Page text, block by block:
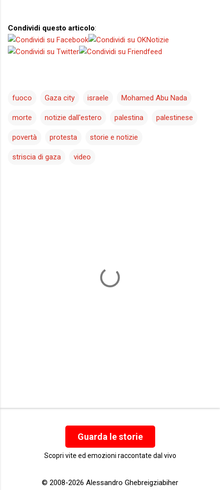
Condividi questo articolo:
fuoco Gaza city israele Mohamed Abu Nada
morte notizie dall'estero palestina palestinese
povertà protesta storie e notizie
striscia di gaza video
Guarda le storie
Scopri vite ed emozioni raccontate dal vivo
© 2008-2026 Alessandro Ghebreigziabiher